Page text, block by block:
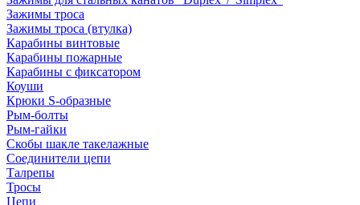
Зажимы троса
Зажимы троса (втулка)
Карабины винтовые
Карабины пожарные
Карабины с фиксатором
Коуши
Крюки S-образные
Рым-болты
Рым-гайки
Скобы шакле такелажные
Соединители цепи
Талрепы
Тросы
Цепи